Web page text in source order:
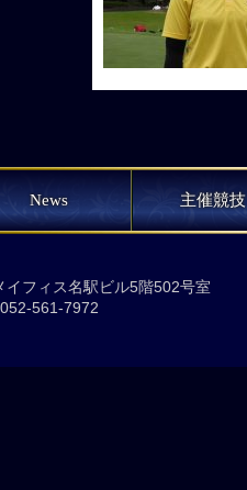
News 主催競技
フィス名駅ビル5階502号室
561-7972